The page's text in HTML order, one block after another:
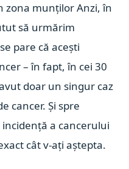
zona munților Anzi, în
să urmărim
pare că acești
– în fapt, în cei 30
doar un singur caz
cancer. Și spre
a cancerului
cât v-ați aștepta.